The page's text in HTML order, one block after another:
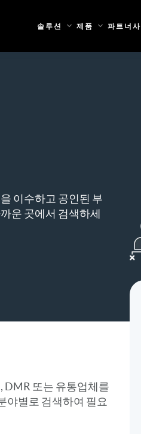
솔루션 제품 파트너사
이수하고 공인된 부
운 곳에서 검색하세
DMR 또는 유통업체를
야별로 검색하여 필요